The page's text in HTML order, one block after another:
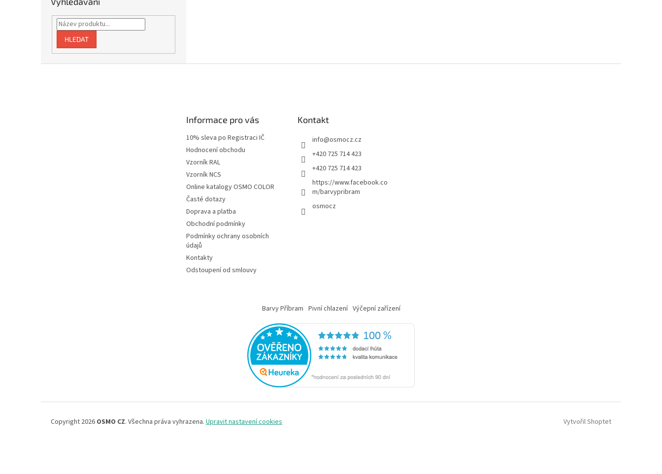
HLEDAT
Informace pro vás
10% sleva po Registraci IČ
Hodnocení obchodu
Vzorník RAL
Vzorník NCS
Online katalogy OSMO COLOR
Časté dotazy
Doprava a platba
Obchodní podmínky
Podmínky ochrany osobních
údajů
Kontakty
Odstoupení od smlouvy
Kontakt
info@osmocz.cz
+420 725 714 423
+420 725 714 423
https://www.facebook.co
m/barvypribram
osmocz
Barvy Příbram Pivní chlazení Výčepní zařízení
Vytvořil Shoptet
Copyright 2026 OSMO CZ. Všechna práva vyhrazena. Upravit nastavení cookies